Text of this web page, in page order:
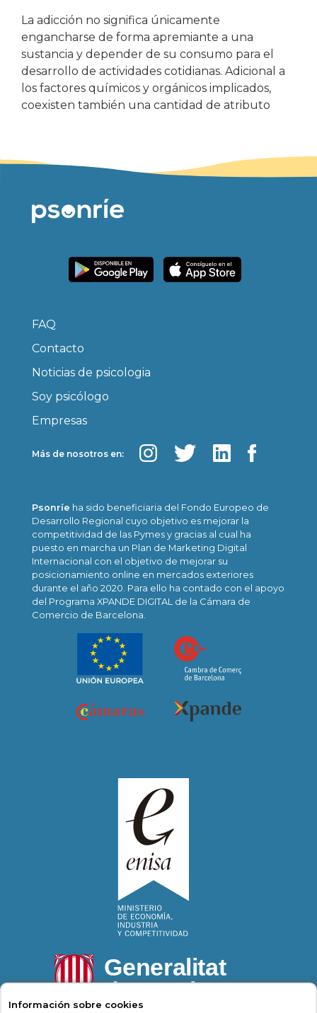
La adicción no significa únicamente
engancharse de forma apremiante a una
sustancia y depender de su consumo para el
desarrollo de actividades cotidianas. Adicional a
los factores químicos y orgánicos implicados,
coexisten también una cantidad de atributo
FAQ
Contacto
Noticias de psicologia
Soy psicólogo
Empresas
Más de nosotros en:
Psonríe ha sido beneficiaria del Fondo Europeo de
Desarrollo Regional cuyo objetivo es mejorar la
competitividad de las Pymes y gracias al cual ha
puesto en marcha un Plan de Marketing Digital
Internacional con el objetivo de mejorar su
posicionamiento online en mercados exteriores
durante el año 2020. Para ello ha contado con el apoyo
del Programa XPANDE DIGITAL de la Cámara de
Comercio de Barcelona.
Información sobre cookies